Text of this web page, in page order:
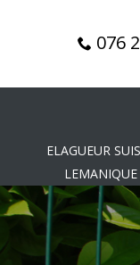
076
ELAGUEUR
LEMANIQUE